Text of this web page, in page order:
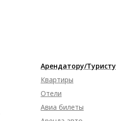
Арендатору/Туристу
Квартиры
Отели
Авиа билеты